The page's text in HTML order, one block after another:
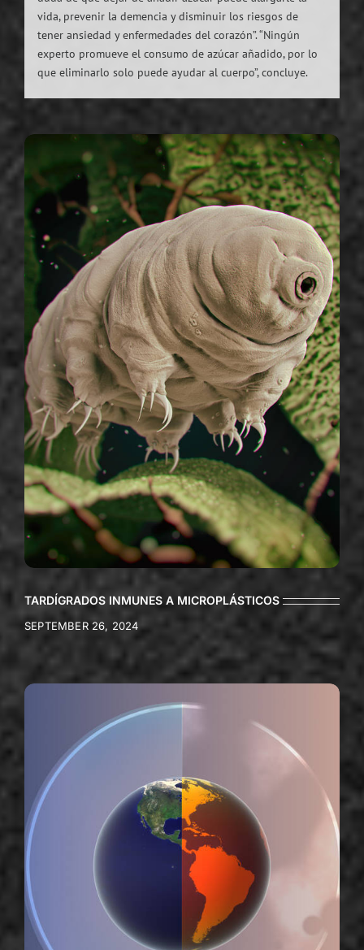
vida, prevenir la demencia y disminuir los riesgos de
tener ansiedad y enfermedades del corazón”. “Ningún
experto promueve el consumo de azúcar añadido, por lo
que eliminarlo solo puede ayudar al cuerpo”, concluye.
TARDÍGRADOS INMUNES A MICROPLÁSTICOS
SEPTEMBER 26, 2024